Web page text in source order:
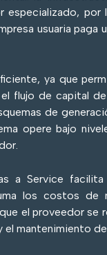
especializado, por
usuaria paga
ya que
flujo de capital
de
opere bajo
a Service
los costos de
el proveedor se
mantenimiento